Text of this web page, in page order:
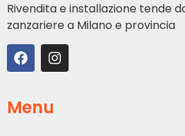
Rivendita e installazione tende
zanzariere a Milano e provincia
Menu